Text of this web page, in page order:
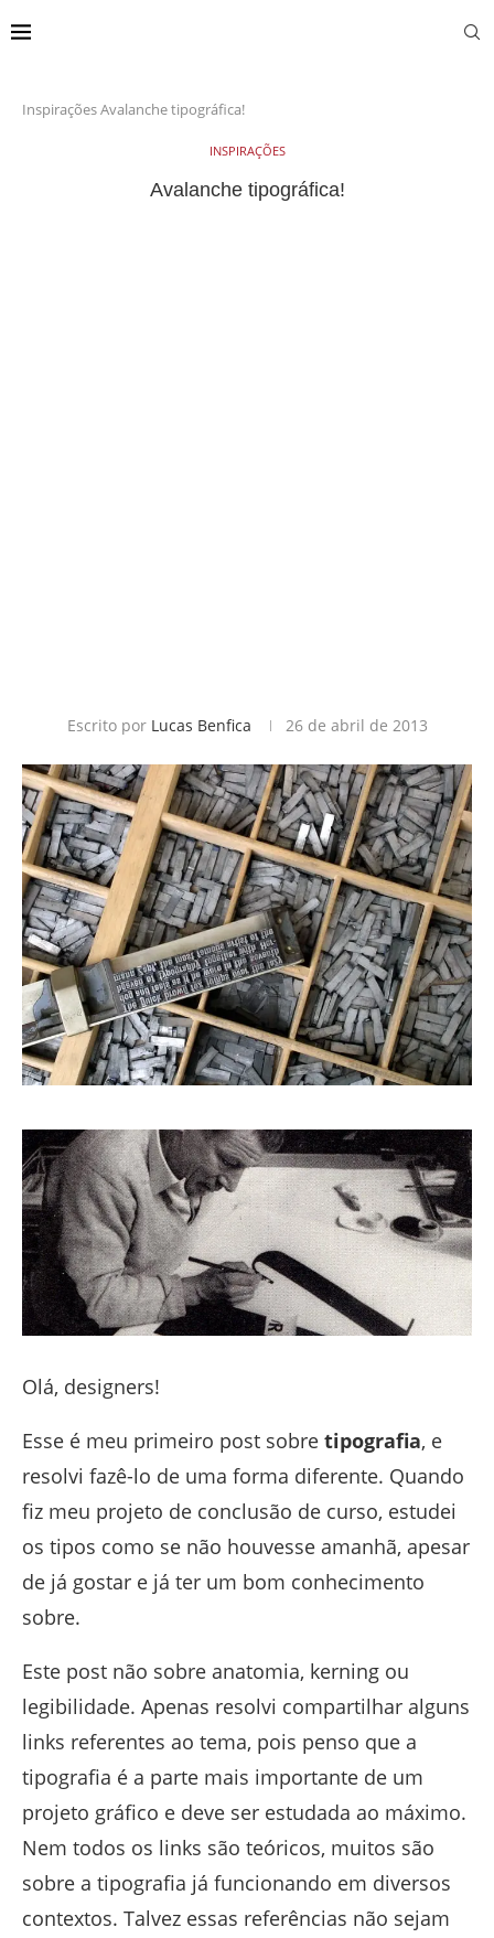
InspiraçõesAvalanche tipográfica!
INSPIRAÇÕES
Avalanche tipográfica!
Escrito por Lucas Benfica 26 de abril de 2013
Olá, designers!
Esse é meu primeiro post sobre tipografia, e
resolvi fazê-lo de uma forma diferente. Quando
fiz meu projeto de conclusão de curso, estudei
os tipos como se não houvesse amanhã, apesar
de já gostar e já ter um bom conhecimento
sobre.
Este post não sobre anatomia, kerning ou
legibilidade. Apenas resolvi compartilhar alguns
links referentes ao tema, pois penso que a
tipografia é a parte mais importante de um
projeto gráfico e deve ser estudada ao máximo.
Nem todos os links são teóricos, muitos são
sobre a tipografia já funcionando em diversos
contextos. Talvez essas referências não sejam